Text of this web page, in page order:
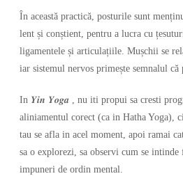
În această practică, posturile sunt
lent și conștient, pentru a lucra cu
ligamentele și articulațiile. Mușchii se
iar sistemul nervos primește semnalul că
In 𝒀𝒊𝒏 𝒀𝒐𝒈𝒂 , nu iti propui sa cresti
aliniamentul corect (ca in Hatha Yoga),
tau se afla in acel moment, apoi ramai
sa o explorezi, sa observi cum se
impuneri de ordin mental.